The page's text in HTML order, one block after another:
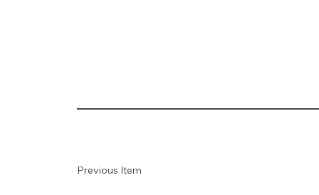
Previous Item